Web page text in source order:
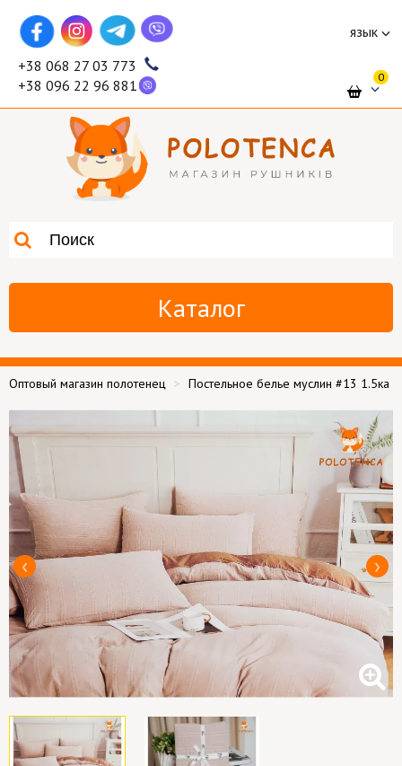
язык
+38 068 27 03 773
+38 096 22 96 881
0
Каталог
Оптовый магазин полотенец Постельное белье муслин #13 1.5ка